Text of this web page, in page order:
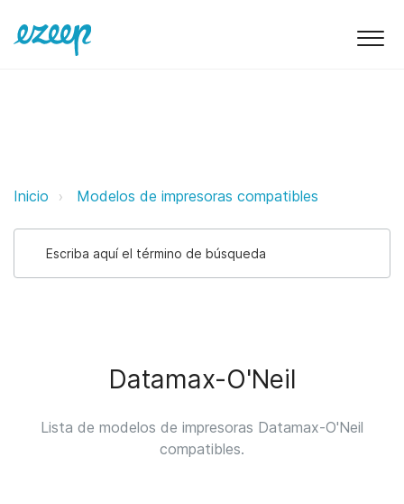
Datamax-O'Neil ezeep Support
Inicio Modelos de impresoras compatibles
Datamax-O'Neil
Lista de modelos de impresoras Datamax-O'Neil
compatibles.